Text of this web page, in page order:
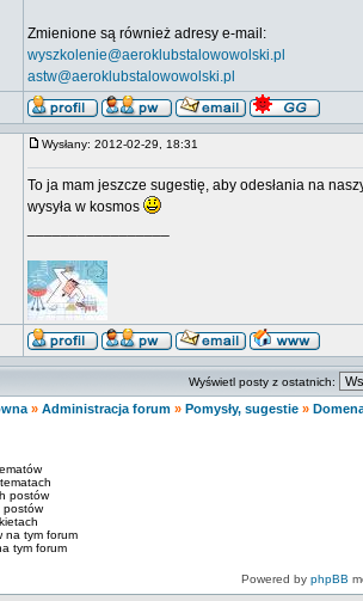
Zmienione są również adresy e-mail:
wyszkolenie@aeroklubstalowowolski.pl
astw@aeroklubstalowowolski.pl
Wysłany: 2012-02-29, 18:31
To ja mam jeszcze sugestię, aby odesłania na
wysyła w kosmos
Wyświetl posty z ostatnich:
» Administracja forum » Pomysły, sugestie »
postów
postów
na tym forum
tym forum
Powered by phpBB